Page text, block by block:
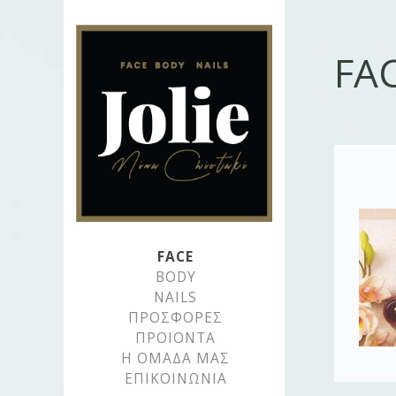
Chiotaki
FACE
BODY
NAILS
ΠΡΟΣΦΟΡΕΣ
ΠΡΟΙΟΝΤΑ
Η ΟΜΑΔΑ ΜΑΣ
ΕΠΙΚΟΙΝΩΝΙΑ